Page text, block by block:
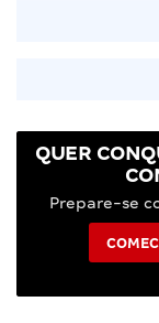
QUER
Prepare-se